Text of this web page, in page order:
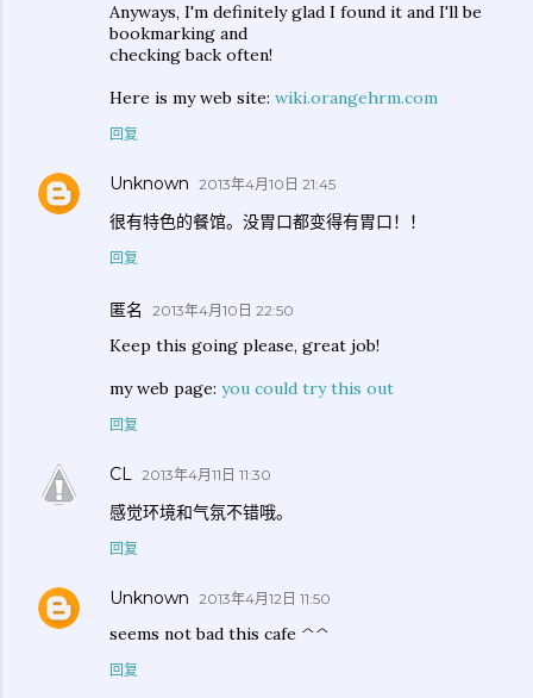
Anyways, I'm definitely glad I found it and I'll be
bookmarking and
checking back often!
Here is my web site: wiki.orangehrm.com
回复
Unknown 2013年4月10日 21:45
很有特色的餐馆。没胃口都变得有胃口！！
回复
匿名 2013年4月10日 22:50
Keep this going please, great job!
my web page: you could try this out
回复
CL 2013年4月11日 11:30
感觉环境和气氛不错哦。
回复
Unknown 2013年4月12日 11:50
seems not bad this cafe ^^
回复